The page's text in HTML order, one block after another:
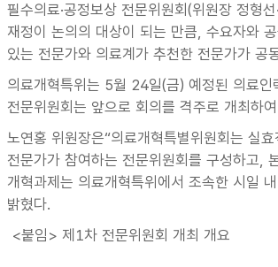
필수의료·공정보상 전문위원회(위원장 정형
재정이 논의의 대상이 되는 만큼, 수요자와
있는 전문가와 의료계가 추천한 전문가가 공
의료개혁특위는 5월 24일(금) 예정된 의료
전문위원회는 앞으로 회의를 격주로 개최하
노연홍 위원장은“의료개혁특별위원회는 실
전문가가 참여하는 전문위원회를 구성하고,
개혁과제는 의료개혁특위에서 조속한 시일
밝혔다.
<붙임> 제1차 전문위원회 개최 개요